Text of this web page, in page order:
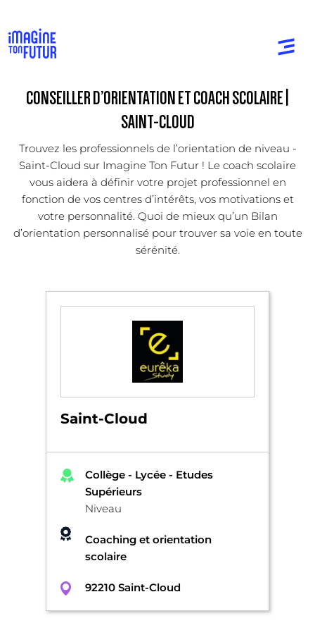
CONSEILLER D’ORIENTATION ET COACH SCOLAIRE |
SAINT-CLOUD
Trouvez les professionnels de l’orientation de niveau -
Saint-Cloud sur Imagine Ton Futur ! Le coach scolaire
vous aidera à définir votre projet professionnel en
fonction de vos centres d’intérêts, vos motivations et
votre personnalité. Quoi de mieux qu’un Bilan
d’orientation personnalisé pour trouver sa voie en toute
sérénité.
Saint-Cloud
Collège - Lycée - Etudes
Supérieurs
Niveau
Coaching et orientation
scolaire
92210 Saint-Cloud